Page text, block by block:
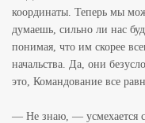
координаты. Теперь мы
думаешь, сильно ли нас
понимая, что им скорее
начальства. Да, они
это, Командование все
— Не знаю, — усмехается